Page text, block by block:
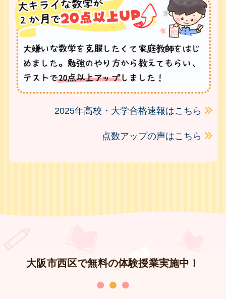
2025年高校・大学合格速報はこちら
点数アップの声はこちら
大阪市西区で無料の体験授業実施中！